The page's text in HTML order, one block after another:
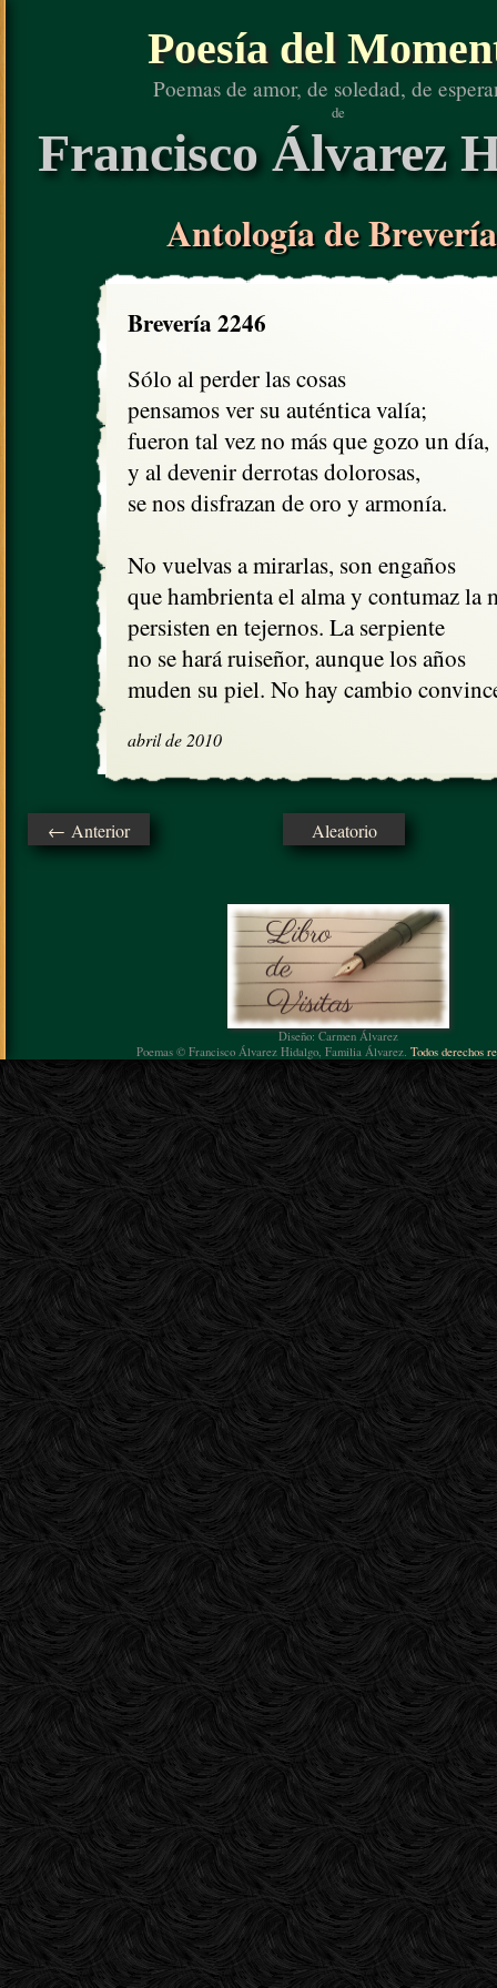
Poesía del
Poemas de amor, de soledad, de
de
Francisco Álvarez
Antología de
Brevería 2246
Sólo al perder las cosas
pensamos ver su auténtica valía;
fueron tal vez no más que gozo un día,
y al devenir derrotas dolorosas,
se nos disfrazan de oro y armonía.
No vuelvas a mirarlas, son engaños
que hambrienta el alma y contumaz la
persisten en tejernos. La serpiente
no se hará ruiseñor, aunque los años
muden su piel. No hay cambio
abril de 2010
← Anterior Aleatorio
Diseño: Carmen Álvarez
Poemas © Francisco Álvarez Hidalgo, Familia Álvarez. Todos derechos